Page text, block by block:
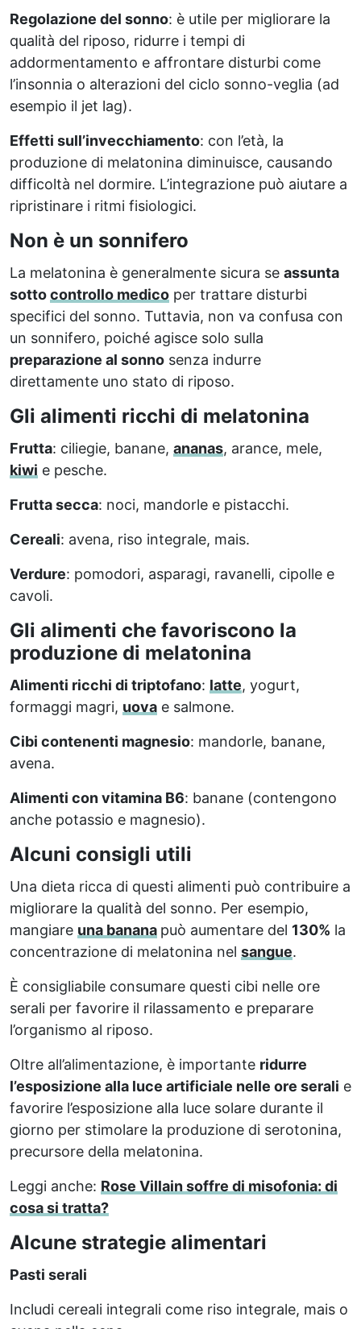
Regolazione del sonno: è utile per migliorare la
qualità del riposo, ridurre i tempi di
addormentamento e affrontare disturbi come
l’insonnia o alterazioni del ciclo sonno-veglia (ad
esempio il jet lag).
Effetti sull’invecchiamento: con l’età, la
produzione di melatonina diminuisce, causando
difficoltà nel dormire. L’integrazione può aiutare a
ripristinare i ritmi fisiologici.
Non è un sonnifero
La melatonina è generalmente sicura se assunta
sottocontrollo medico per trattare disturbi
specifici del sonno. Tuttavia, non va confusa con
un sonnifero, poiché agisce solo sulla
preparazione al sonno senza indurre
direttamente uno stato di riposo.
Gli alimenti ricchi di melatonina
Frutta: ciliegie, banane, ananas, arance, mele,
kiwi e pesche.
Frutta secca: noci, mandorle e pistacchi.
Cereali: avena, riso integrale, mais.
Verdure: pomodori, asparagi, ravanelli, cipolle e
cavoli.
Gli alimenti che favoriscono la
produzione di melatonina
Alimenti ricchi di triptofano: latte, yogurt,
formaggi magri, uova e salmone.
Cibi contenenti magnesio: mandorle, banane,
avena.
Alimenti con vitamina B6: banane (contengono
anche potassio e magnesio).
Alcuni consigli utili
Una dieta ricca di questi alimenti può contribuire a
migliorare la qualità del sonno. Per esempio,
mangiare una banana può aumentare del 130% la
concentrazione di melatonina nel sangue.
È consigliabile consumare questi cibi nelle ore
serali per favorire il rilassamento e preparare
l’organismo al riposo.
Oltre all’alimentazione, è importante ridurre
l’esposizione alla luce artificiale nelle ore serali e
favorire l’esposizione alla luce solare durante il
giorno per stimolare la produzione di serotonina,
precursore della melatonina.
Leggi anche: Rose Villain soffre di misofonia: di
cosa si tratta?
Alcune strategie alimentari
Pasti serali
Includi cereali integrali come riso integrale, mais o